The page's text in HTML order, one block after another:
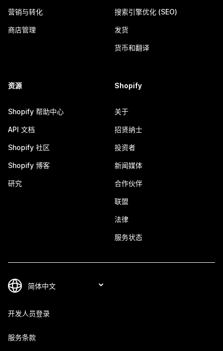
营销与转化
商店管理
搜索引擎优化 (SEO)
发货
货币和翻译
资源
Shopify 帮助中心
API 文档
Shopify 社区
Shopify 博客
研究
Shopify
关于
招贤纳士
投资者
新闻媒体
合作伙伴
联盟
法律
服务状态
开发人员登录
服务条款